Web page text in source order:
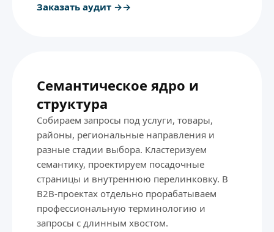
Заказать аудит →
Семантическое ядро и
структура
Собираем запросы под услуги, товары,
районы, региональные направления и
разные стадии выбора. Кластеризуем
семантику, проектируем посадочные
страницы и внутреннюю перелинковку. В
B2B-проектах отдельно прорабатываем
профессиональную терминологию и
запросы с длинным хвостом.